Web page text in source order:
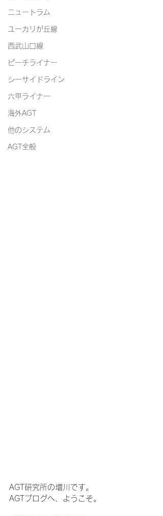
ニュートラム
ユーカリが丘線
西武山口線
ピーチライナー
シーサイドライン
六甲ライナー
海外AGT
他のシステム
AGT全般
AGT研究所の増川です。
AGTブログへ、ようこそ。